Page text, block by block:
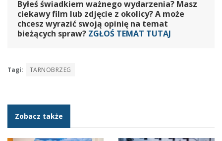
Byłeś świadkiem ważnego wydarzenia? Masz
ciekawy film lub zdjęcie z okolicy? A może
chcesz wyrazić swoją opinię na temat
bieżących spraw? ZGŁOŚ TEMAT TUTAJ
Tagi: TARNOBRZEG
Zobacz także